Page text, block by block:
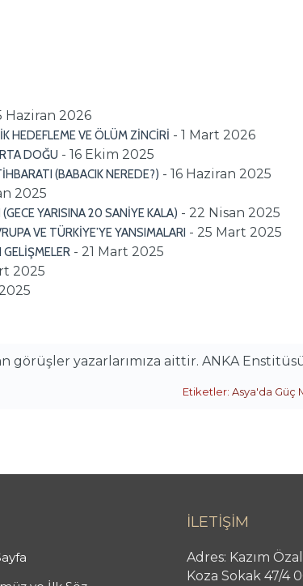
Haziran 2026
HEDEFLEME VE ÖLÜM ZİNCİRİ - 1 Mart 2026
DOĞU - 16 Ekim 2025
(BABACIK NEREDE?) - 16 Haziran 2025
2025
YARISINA 20 SANİYE KALA) - 22 Nisan 2025
VE TÜRKİYE’YE YANSIMALARI - 25 Mart 2025
- 21 Mart 2025
2025
görüşler yazarlarımıza aittir. ANKA
Etiketler: Asya'da Güç
İLETİŞİM
Adres: Kazım
Koza Sokak 47/4